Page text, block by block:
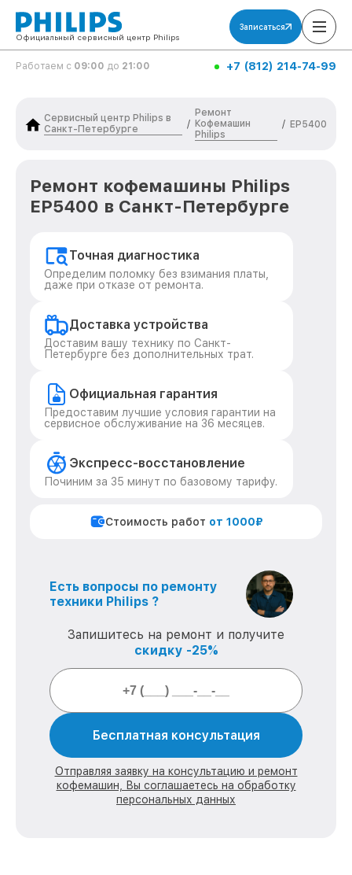
Официальный сервисный центр Philips
Записаться
Работаем с 09:00 до 21:00 +7 (812) 214-74-99
Сервисный центр Philips в
Санкт-Петербурге
/
Ремонт
Кофемашин
Philips
/ EP5400
Ремонт кофемашины Philips
EP5400 в Санкт-Петербурге
Точная диагностика
Определим поломку без взимания платы,
даже при отказе от ремонта.
Доставка устройства
Доставим вашу технику по Санкт-
Петербурге без дополнительных трат.
Официальная гарантия
Предоставим лучшие условия гарантии на
сервисное обслуживание на 36 месяцев.
Экспресс-восстановление
Починим за 35 минут по базовому тарифу.
Стоимость работ от 1000₽
Есть вопросы по ремонту
техники Philips ?
Запишитесь на ремонт и получите
скидку -25%
Бесплатная консультация
Отправляя заявку на консультацию и ремонт
кофемашин, Вы соглашаетесь на обработку
персональных данных